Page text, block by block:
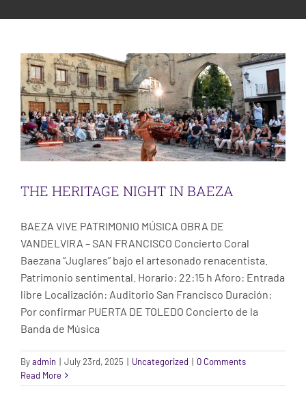
THE HERITAGE NIGHT IN BAEZA
BAEZA VIVE PATRIMONIO MÚSICA OBRA DE
VANDELVIRA – SAN FRANCISCO Concierto Coral
Baezana “Juglares” bajo el artesonado renacentista.
Patrimonio sentimental. Horario: 22:15 h Aforo: Entrada
libre Localización: Auditorio San Francisco Duración:
Por confirmar PUERTA DE TOLEDO Concierto de la
Banda de Música
Byadmin | July 23rd, 2025 | Uncategorized | 0 Comments
Read More